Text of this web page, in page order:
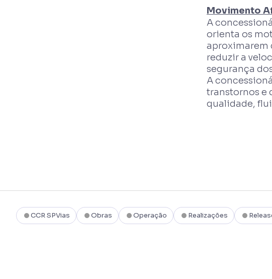
Movimento
A
orienta os
aproximarem
reduzir a
segurança
A
transtornos e
qualidade,
CCR SPVias Obras Operação Realizações